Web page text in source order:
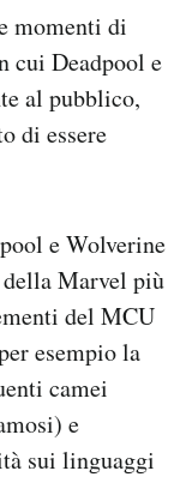
momenti di
cui Deadpool e
al pubblico,
di essere
e Wolverine
Marvel più
del MCU
esempio la
camei
e
sui linguaggi